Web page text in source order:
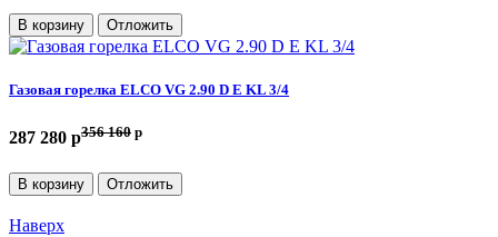
В корзину Отложить
Газовая горелка ELCO VG 2.90 D E KL 3/4
287 280 p356 160 p
В корзину Отложить
Наверх